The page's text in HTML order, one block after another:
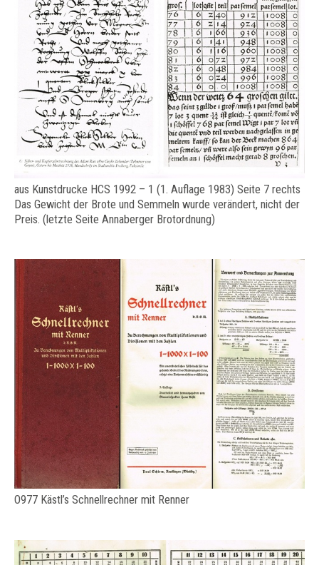
aus Kunstdrucke HCS 1992 – 1 (1. Auflage 1983) Seite 7 rechts
Das Gewicht der Brote und Semmeln wurde verändert, nicht der
Preis. (letzte Seite Annaberger Brotordnung)
O977 Kästl’s Schnellrechner mit Renner